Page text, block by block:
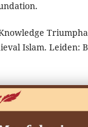
Islam. Leiden: